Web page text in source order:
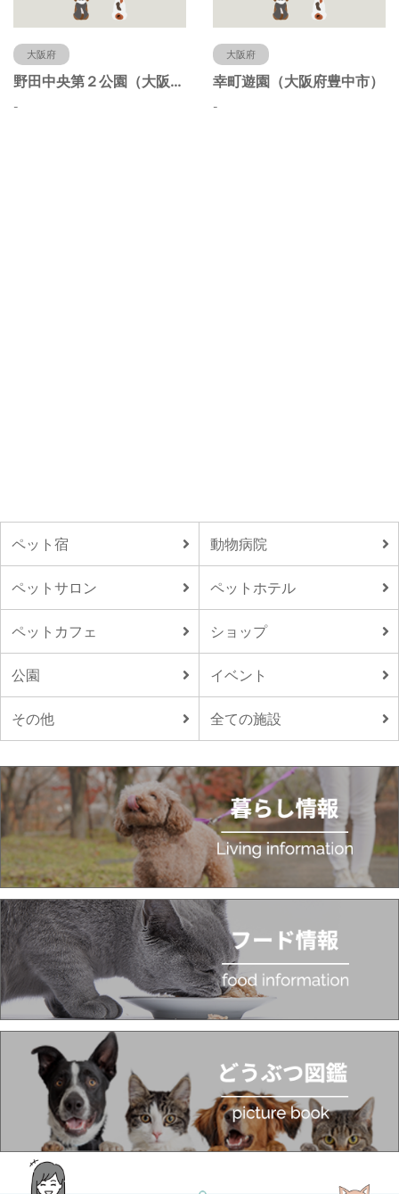
大阪府
野田中央第２公園（大阪府豊中市）
-
大阪府
幸町遊園（大阪府豊中市）
-
ペット宿 動物病院
ペットサロン ペットホテル
ペットカフェ ショップ
公園 イベント
その他 全ての施設